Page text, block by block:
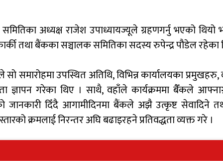
अध्यक्ष राजेश उपाध्यायज्यूले ग्रहणगर्नु भएको थियो
तथा बैंकका सञ्चालक समितिका सदस्य रुपेन्द्र पौडेल रहेका
समारोहमा उपस्थित अतिथि, विभिन्न कार्यालयका प्रमुखहरु,
ज्ञापन गरेका थिए । साथै, वहाँले कार्यक्रममा बैँकले
दिँदै आगामीदिनमा बैंकले अझै उत्कृष्ट सेवादिने
क्रमलाई निरन्तर अघि बढाइरहने प्रतिवद्धता व्यक्त गरे ।